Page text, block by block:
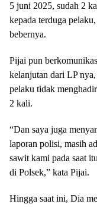
5 juni 2025, sudah 2
kepada terduga
bebernya.
Pijai pun
kelanjutan dari LP
pelaku tidak
2 kali.
“Dan saya juga
laporan polisi, masih
sawit kami pada saat
di Polsek,” kata Pijai.
Hingga saat ini, Dia